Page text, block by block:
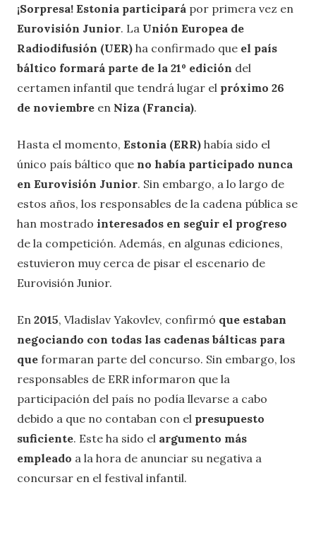
¡Sorpresa! Estonia participará por primera vez en
Eurovisión Junior. La Unión Europea de
Radiodifusión (UER) ha confirmado que el país
báltico formará parte de la 21º edición del
certamen infantil que tendrá lugar el próximo 26
de noviembre en Niza (Francia).
Hasta el momento, Estonia (ERR) había sido el
único país báltico que no había participado nunca
en Eurovisión Junior. Sin embargo, a lo largo de
estos años, los responsables de la cadena pública se
han mostrado interesados en seguir el progreso
de la competición. Además, en algunas ediciones,
estuvieron muy cerca de pisar el escenario de
Eurovisión Junior.
En 2015, Vladislav Yakovlev, confirmó que estaban
negociando con todas las cadenas bálticas para
que formaran parte del concurso. Sin embargo, los
responsables de ERR informaron que la
participación del país no podía llevarse a cabo
debido a que no contaban con el presupuesto
suficiente. Este ha sido el argumento más
empleado a la hora de anunciar su negativa a
concursar en el festival infantil.